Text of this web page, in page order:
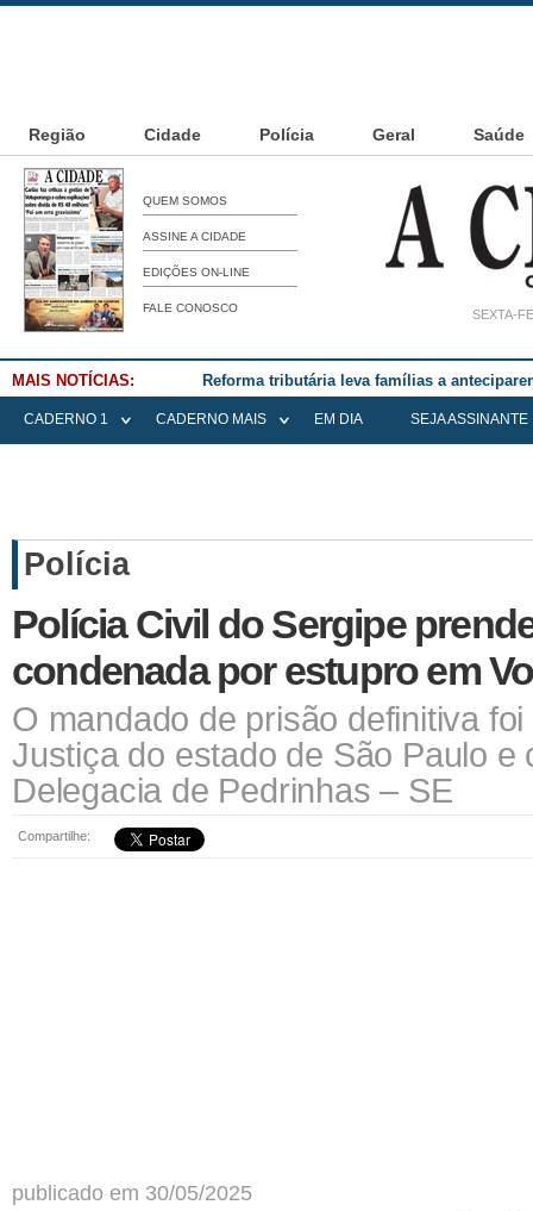
Região Cidade Polícia Geral Saúde
QUEM SOMOS
ASSINE A CIDADE
EDIÇÕES ON-LINE
FALE CONOSCO SEXTA-
MAIS NOTÍCIAS: Falece Elena Menoia Cesarin
CADERNO 1 CADERNO MAIS EM DIA SEJA ASSINANTE
Polícia
Polícia Civil do Sergipe
condenada por estupro em
O mandado de prisão definitiva
Justiça do estado de São Paulo e
Delegacia de Pedrinhas – SE
Compartilhe:
publicado em 30/05/2025